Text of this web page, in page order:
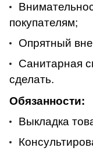
покупателям;
Опрятный
Санитарная
сделать.
Обязанности:
Выкладка